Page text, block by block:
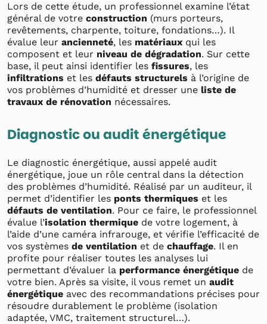
Lors de cette étude, un professionnel examine l’état
général de votre construction (murs porteurs,
revêtements, charpente, toiture, fondations…). Il
évalue leur ancienneté, les matériaux qui les
composent et leur niveau de dégradation. Sur cette
base, il peut ainsi identifier les fissures, les
infiltrations et les défauts structurels à l’origine de
vos problèmes d’humidité et dresser une liste de
travaux de rénovation nécessaires.
Diagnostic ou audit énergétique
Le diagnostic énergétique, aussi appelé audit
énergétique, joue un rôle central dans la détection
des problèmes d’humidité. Réalisé par un auditeur, il
permet d’identifier les ponts thermiques et les
défauts de ventilation. Pour ce faire, le professionnel
évalue l’isolation thermique de votre logement, à
l’aide d’une caméra infrarouge, et vérifie l’efficacité de
vos systèmes de ventilation et de chauffage. Il en
profite pour réaliser toutes les analyses lui
permettant d’évaluer la performance énergétique de
votre bien. Après sa visite, il vous remet un audit
énergétique avec des recommandations précises pour
résoudre durablement le problème (isolation
adaptée, VMC, traitement structurel…).